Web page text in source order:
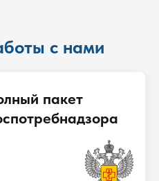
с нами
пакет